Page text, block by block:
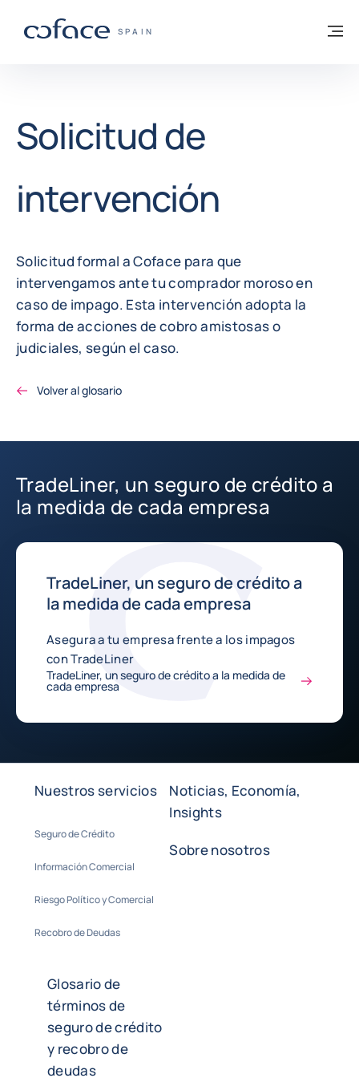
COFACE - FOR TRADE
SPAIN
Volver a la página principal
Solicitud de
intervención
Solicitud formal a Coface para que
intervengamos ante tu comprador moroso en
caso de impago. Esta intervención adopta la
forma de acciones de cobro amistosas o
judiciales, según el caso.
Volver al glosario
TradeLiner, un seguro de crédito a
la medida de cada empresa
TradeLiner, un seguro de crédito a
la medida de cada empresa
Asegura a tu empresa frente a los impagos
con TradeLiner
TradeLiner, un seguro de crédito a la medida de
cada empresa
Nuestros servicios
Seguro de Crédito
Información Comercial
Riesgo Político y Comercial
Recobro de Deudas
Noticias, Economía,
Insights
Sobre nosotros
Glosario de
términos de
seguro de crédito
y recobro de
deudas